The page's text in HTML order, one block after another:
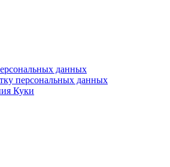
данных
персональных данных
Куки